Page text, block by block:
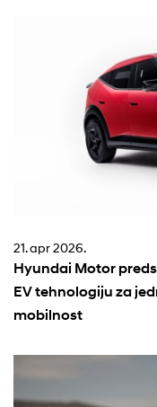
21. apr 2026.
Hyundai Motor
EV tehnologiju za
mobilnost